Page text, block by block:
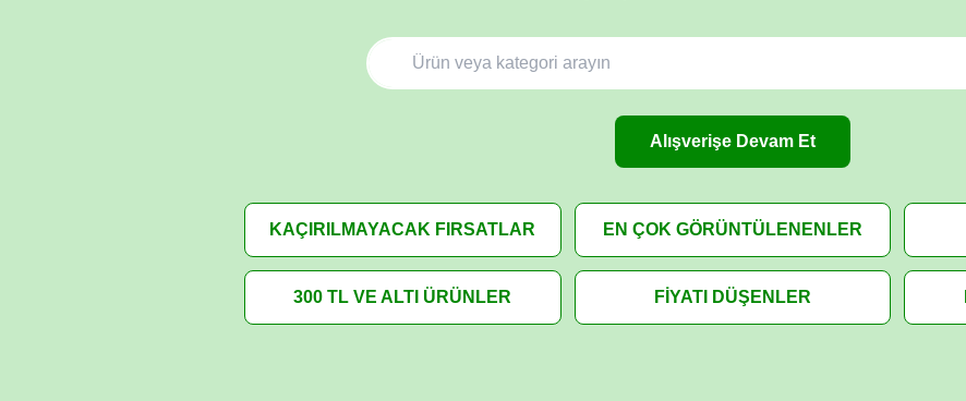
Alışverişe Devam Et
KAÇIRILMAYACAK FIRSATLAR EN ÇOK GÖRÜNTÜLENENLER
300 TL VE ALTI ÜRÜNLER FİYATI DÜŞENLER